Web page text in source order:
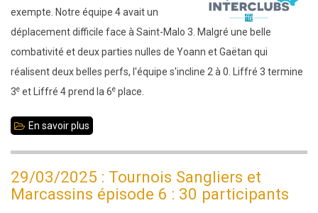
finale
académique
collège
exempte. Notre équipe 4 avait un
déplacement difficile face à Saint-Malo 3. Malgré une belle
combativité et deux parties nulles de Yoann et Gaëtan qui
réalisent deux belles perfs, l'équipe s'incline 2 à 0. Liffré 3 termine
3e et Liffré 4 prend la 6e place.
En savoir plus
2025
29/03/2025 : Tournois Sangliers et
Marcassins épisode 6 : 30 participants